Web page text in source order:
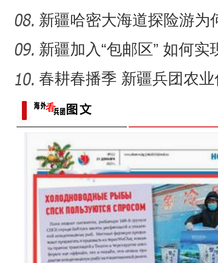
新疆哈密大海道探险游为
新疆加入“包邮区” 如何
春耕春播季 新疆兵团农业